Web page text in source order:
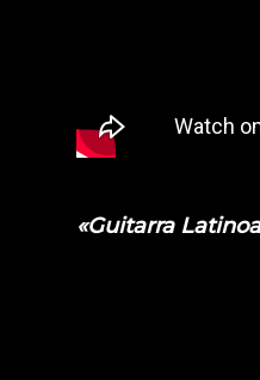
«Guitarra